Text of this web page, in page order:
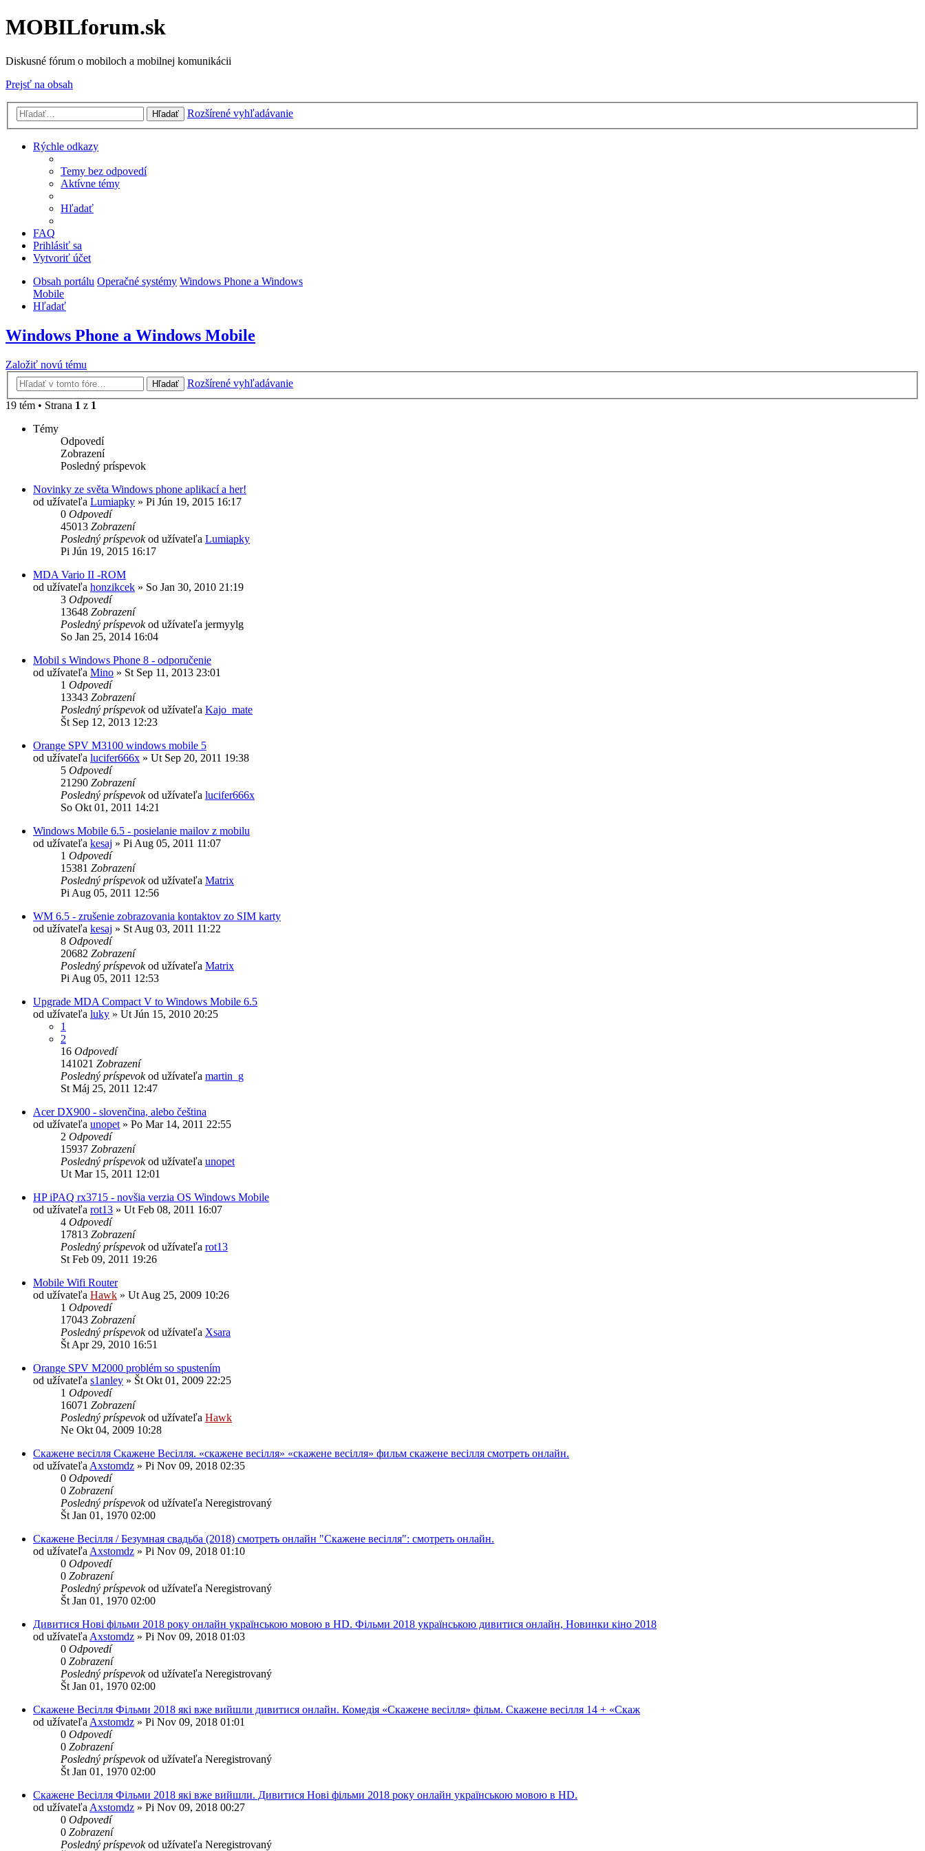
MOBILforum.sk
Diskusné fórum o mobiloch a mobilnej komunikácii
Prejsť na obsah
Hľadať Rozšírené vyhľadávanie
Rýchle odkazy
Temy bez odpovedí
Aktívne témy
Hľadať
FAQ
Prihlásiť sa
Vytvoriť účet
Obsah portálu Operačné systémy Windows Phone a Windows
Mobile
Hľadať
Windows Phone a Windows Mobile
Založiť novú tému
Hľadať
Rozšírené vyhľadávanie
19 tém • Strana 1 z 1
Témy
Odpovedí
Zobrazení
Posledný príspevok
Novinky ze světa Windows phone aplikací a her!
od užívateľa Lumiapky » Pi Jún 19, 2015 16:17
0 Odpovedí
45013 Zobrazení
Posledný príspevokod užívateľa Lumiapky
Pi Jún 19, 2015 16:17
MDA Vario II -ROM
od užívateľa honzikcek » So Jan 30, 2010 21:19
3 Odpovedí
13648 Zobrazení
Posledný príspevokod užívateľa jermyylg
So Jan 25, 2014 16:04
Mobil s Windows Phone 8 - odporučenie
od užívateľa Mino » St Sep 11, 2013 23:01
1 Odpovedí
13343 Zobrazení
Posledný príspevokod užívateľa Kajo_mate
Št Sep 12, 2013 12:23
Orange SPV M3100 windows mobile 5
od užívateľa lucifer666x » Ut Sep 20, 2011 19:38
5 Odpovedí
21290 Zobrazení
Posledný príspevokod užívateľa lucifer666x
So Okt 01, 2011 14:21
Windows Mobile 6.5 - posielanie mailov z mobilu
od užívateľa kesaj » Pi Aug 05, 2011 11:07
1 Odpovedí
15381 Zobrazení
Posledný príspevokod užívateľa Matrix
Pi Aug 05, 2011 12:56
WM 6.5 - zrušenie zobrazovania kontaktov zo SIM karty
od užívateľa kesaj » St Aug 03, 2011 11:22
8 Odpovedí
20682 Zobrazení
Posledný príspevokod užívateľa Matrix
Pi Aug 05, 2011 12:53
Upgrade MDA Compact V to Windows Mobile 6.5
od užívateľa luky » Ut Jún 15, 2010 20:25
1
2
16 Odpovedí
141021 Zobrazení
Posledný príspevokod užívateľa martin_g
St Máj 25, 2011 12:47
Acer DX900 - slovenčina, alebo čeština
od užívateľa unopet » Po Mar 14, 2011 22:55
2 Odpovedí
15937 Zobrazení
Posledný príspevokod užívateľa unopet
Ut Mar 15, 2011 12:01
HP iPAQ rx3715 - novšia verzia OS Windows Mobile
od užívateľa rot13 » Ut Feb 08, 2011 16:07
4 Odpovedí
17813 Zobrazení
Posledný príspevokod užívateľa rot13
St Feb 09, 2011 19:26
Mobile Wifi Router
od užívateľa Hawk » Ut Aug 25, 2009 10:26
1 Odpovedí
17043 Zobrazení
Posledný príspevokod užívateľa Xsara
Št Apr 29, 2010 16:51
Orange SPV M2000 problém so spustením
od užívateľa s1anley » Št Okt 01, 2009 22:25
1 Odpovedí
16071 Zobrazení
Posledný príspevokod užívateľa Hawk
Ne Okt 04, 2009 10:28
Скажене весілля Скажене Весілля. «скажене весілля» «скажене весілля» фильм скажене весілля смотреть онлайн.
od užívateľa Axstomdz » Pi Nov 09, 2018 02:35
0 Odpovedí
0 Zobrazení
Posledný príspevokod užívateľa Neregistrovaný
Št Jan 01, 1970 02:00
Скажене Весілля / Безумная свадьба (2018) смотреть онлайн "Скажене весілля": смотреть онлайн.
od užívateľa Axstomdz » Pi Nov 09, 2018 01:10
0 Odpovedí
0 Zobrazení
Posledný príspevokod užívateľa Neregistrovaný
Št Jan 01, 1970 02:00
Дивитися Нові фільми 2018 року онлайн українською мовою в HD. Фільми 2018 українською дивитися онлайн, Новинки кіно 2018
od užívateľa Axstomdz » Pi Nov 09, 2018 01:03
0 Odpovedí
0 Zobrazení
Posledný príspevokod užívateľa Neregistrovaný
Št Jan 01, 1970 02:00
Скажене Весілля Фільми 2018 які вже вийшли дивитися онлайн. Комедія «Скажене весілля» фільм. Скажене весілля 14 + «Скаж
od užívateľa Axstomdz » Pi Nov 09, 2018 01:01
0 Odpovedí
0 Zobrazení
Posledný príspevokod užívateľa Neregistrovaný
Št Jan 01, 1970 02:00
Скажене Весілля Фільми 2018 які вже вийшли. Дивитися Нові фільми 2018 року онлайн українською мовою в HD.
od užívateľa Axstomdz » Pi Nov 09, 2018 00:27
0 Odpovedí
0 Zobrazení
Posledný príspevokod užívateľa Neregistrovaný